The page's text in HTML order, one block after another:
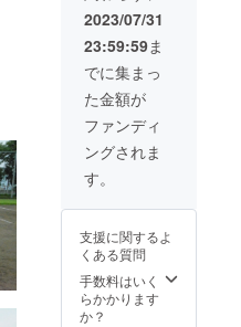
ご了承
い。
ていた
だきま
す。）
※チーム
特製ス
ポーツ
タオル
につい
て 生
サイ
ズ
1100×4
00mm
綿
100% ※
びする
お名前
を備考
欄にご
記入く
ださ
い。
（ニッ
クネー
俗に反
のは不
可・ご
記入い
ただい
た方の
2023/07/31
23:59:59ま
でに集まっ
た金額が
ファンディ
ングされま
す。
支援に関するよ
くある質問
手数料はいく
らかかります
か？